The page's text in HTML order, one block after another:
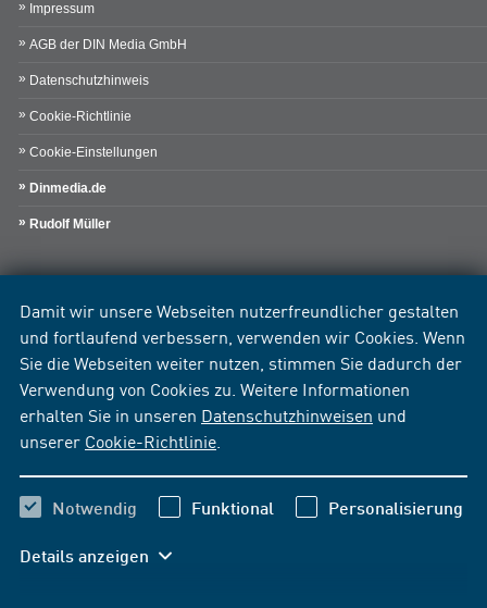
Damit wir unsere Webseiten nutzerfreundlicher gestalten
und fortlaufend verbessern, verwenden wir Cookies. Wenn
Sie die Webseiten weiter nutzen, stimmen Sie dadurch der
Verwendung von Cookies zu. Weitere Informationen
erhalten Sie in unseren Datenschutzhinweisen und
unserer Cookie-Richtlinie
Notwendig Funktional Personalisierung
Details anzeigen
Impressum
AGB der DIN Media GmbH
Datenschutzhinweis
Cookie-Richtlinie
Cookie-Einstellungen
Dinmedia.de
Rudolf Müller